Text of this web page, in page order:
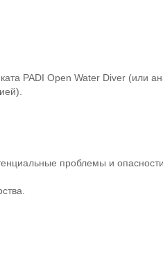
PADI Open Water Diver (или
проблемы и